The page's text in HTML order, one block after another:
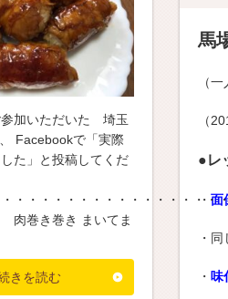
馬
（
（
●レ
・ 面
・
・ 味
参加いただいた 埼玉
Facebookで「実際
た」と投稿してくだ
・・・・・・・・・・・・・・・・・
肉巻き巻き まいてま
きを読む